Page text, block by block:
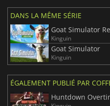
DANS LA MÊME SÉRIE
Goat Simulator
Kinguin
Goat Simulator
Kinguin
ÉGALEMENT PUBLIÉ PAR
Huntdown